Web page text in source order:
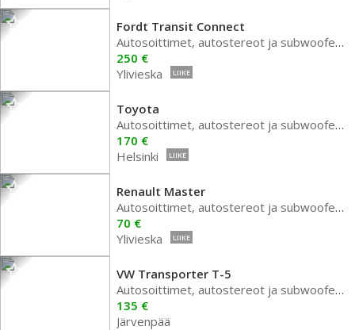
Fordt Transit Connect
Autosoittimet, autostereot ja subwoofer autoon
250 €
Ylivieska
LIIKE
Toyota
Autosoittimet, autostereot ja subwoofer autoon
170 €
Helsinki
LIIKE
Renault Master
Autosoittimet, autostereot ja subwoofer autoon
70 €
Ylivieska
LIIKE
VW Transporter T-5
Autosoittimet, autostereot ja subwoofer autoon
135 €
Järvenpää